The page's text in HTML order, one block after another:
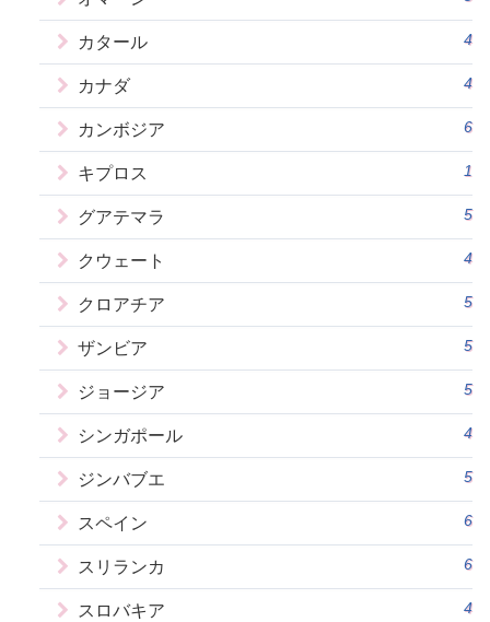
カタール 4
カナダ 4
カンボジア 6
キプロス 1
グアテマラ 5
クウェート 4
クロアチア 5
ザンビア 5
ジョージア 5
シンガポール 4
ジンバブエ 5
スペイン 6
スリランカ 6
スロバキア 4